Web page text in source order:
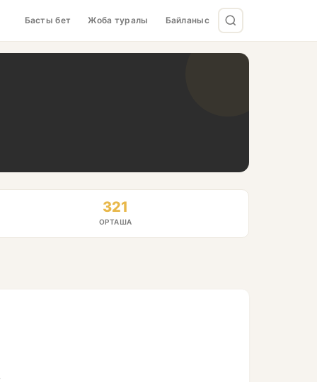
Басты бет Жоба туралы Байланыс
321
ОРТАША